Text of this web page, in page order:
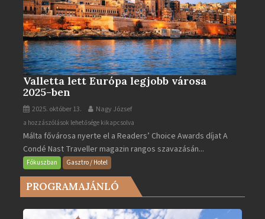
Valletta lett Európa legjobb városa
2025-ben
2025. október 13. Nagy József
Valletta
lett
Európa
legjobb
városa
2025-
bejegyzéshez
a hozzászólások lehetősége kikapcsolva
Málta fővárosa nyerte el a Readers’ Choice Awards díjat A
Condé Nast Traveller magazin rangos szavazásán...
Fókuszban Gasztro / Hotel
PROGRAMAJÁNLÓ